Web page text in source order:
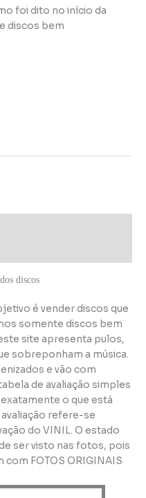
foi dito no início da
discos bem
discos
é vender discos que
somente discos bem
site apresenta pulos,
sobreponham a música.
e vão com
de avaliação simples
o que está
avaliação refere-se
do VINIL. O estado
ser visto nas fotos, pois
FOTOS ORIGINAIS